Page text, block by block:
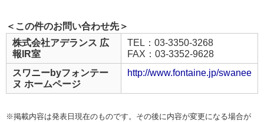
＜この件のお問い合わせ先＞
株式会社アデランス 広
報IR室
TEL：03-3350-3268
FAX：03-3352-9628
スワニーbyフォンテー
ヌ ホームページ
http://www.fontaine.jp/swanee
※掲載内容は発表日現在のものです。その後に内容が変更になる場合が